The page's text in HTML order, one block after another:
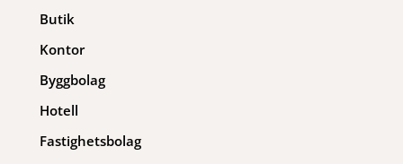
Butik
Kontor
Byggbolag
Hotell
Fastighetsbolag